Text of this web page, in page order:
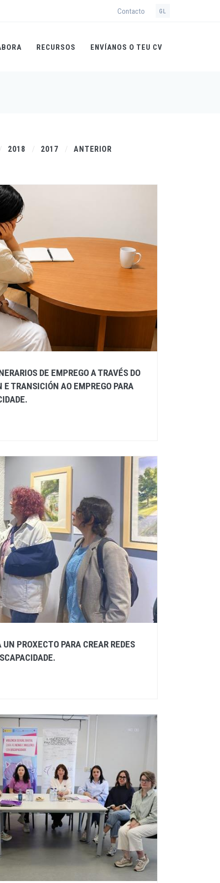
Contacto GL
RECURSOS ENVÍANOS O TEU CV
2018 2017 ANTERIOR
DE EMPREGO A TRAVÉS DO
TRANSICIÓN AO EMPREGO PARA
PROXECTO PARA CREAR REDES